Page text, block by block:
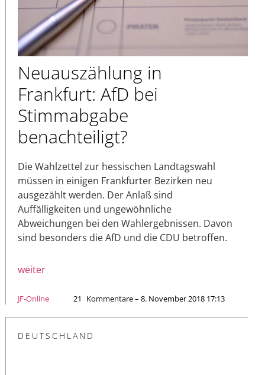
Neuauszählung in
Frankfurt: AfD bei
Stimmabgabe
benachteiligt?
Die Wahlzettel zur hessischen Landtagswahl
müssen in einigen Frankfurter Bezirken neu
ausgezählt werden. Der Anlaß sind
Auffälligkeiten und ungewöhnliche
Abweichungen bei den Wahlergebnissen. Davon
sind besonders die AfD und die CDU betroffen.
weiter
JF-Online 21 Kommentare – 8. November 2018 17:13
DEUTSCHLAND